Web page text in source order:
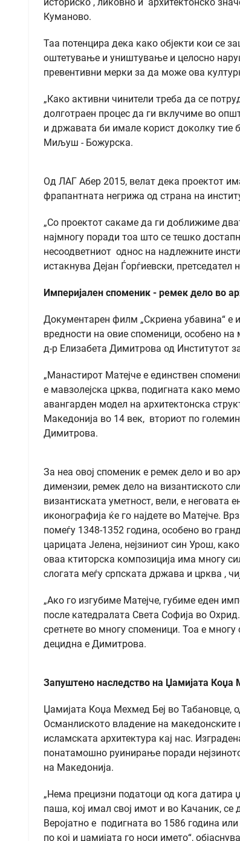
Куманово.
Таа потенцира дека како објекти кои се
оштетување и уништување и целосно
превентивни мерки за да може ова
„Како активни чинители треба да се
долготраен процес да ги вклучиме во
и државата би имале корист доколку тие
Миљуш - Божурска.
Од ЛАГ Абер 2015, велат дека проектот
фрапантната негрижа од страна на
„Со проектот сакаме да ги доближиме
најмногу поради тоа што се тешко
несоодветниот однос на надлежните
истакнува Дејан Ѓорѓиевски, претседател
Империјален споменик - ремек дело во
Документарен филм „Скриена убавина“ е
вредности на овие споменици, особено
д-р Елизабета Димитрова од Институтот
„Манастирот Матејче е единствен
е мавзолејска црква, подигната како
авангарден модел на архитектонска
Македонија во 14 век, вториот по
Димитрова.
За неа овој споменик е ремек дело и во
димензии, ремек дело на византиското
византиската уметност, вели, е неговата
иконографија ќе го најдете во Матејче.
помеѓу 1348-1352 година, особено во
царицата Јелена, нејзиниот син Урош,
оваа ктиторска композиција има многу
слогата меѓу српската држава и црква ,
„Ако го изгубиме Матејче, губиме еден
после катедралата Света Софија во
сретнете во многу споменици. Тоа е
децидна е Димитрова.
Запуштено наследство на Џамијата Коџа
Џамијата Коџа Мехмед Беј во Табановце,
Османлиското владение на македонските
исламската архитектура кај нас.
понатамошно руинирање поради
на Македонија.
„Нема прецизни податоци од кога датира
паша, кој имал свој имот и во Качаник,
Вeројатно е подигната во 1586 година
по кој и џамијата го носи името“,